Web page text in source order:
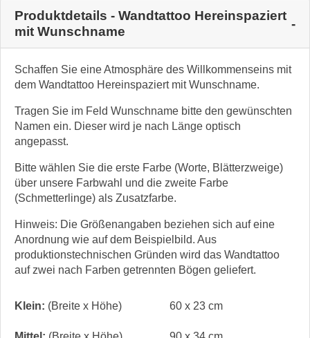
Produktdetails - Wandtattoo Hereinspaziert
mit Wunschname
Schaffen Sie eine Atmosphäre des Willkommenseins mit
dem Wandtattoo Hereinspaziert mit Wunschname.
Tragen Sie im Feld Wunschname bitte den gewünschten
Namen ein. Dieser wird je nach Länge optisch
angepasst.
Bitte wählen Sie die erste Farbe (Worte, Blätterzweige)
über unsere Farbwahl und die zweite Farbe
(Schmetterlinge) als Zusatzfarbe.
Hinweis: Die Größenangaben beziehen sich auf eine
Anordnung wie auf dem Beispielbild. Aus
produktionstechnischen Gründen wird das Wandtattoo
auf zwei nach Farben getrennten Bögen geliefert.
Klein: (Breite x Höhe) 60 x 23 cm